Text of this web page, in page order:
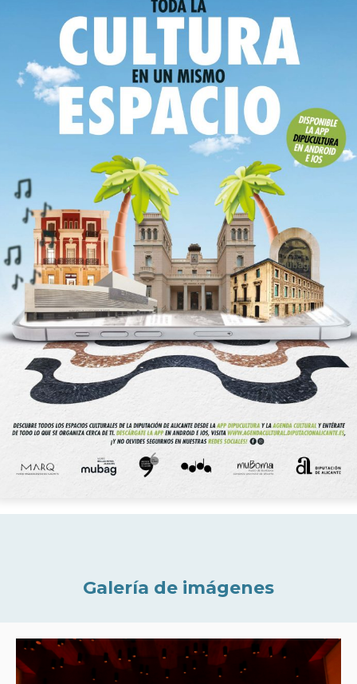
Galería de imágenes